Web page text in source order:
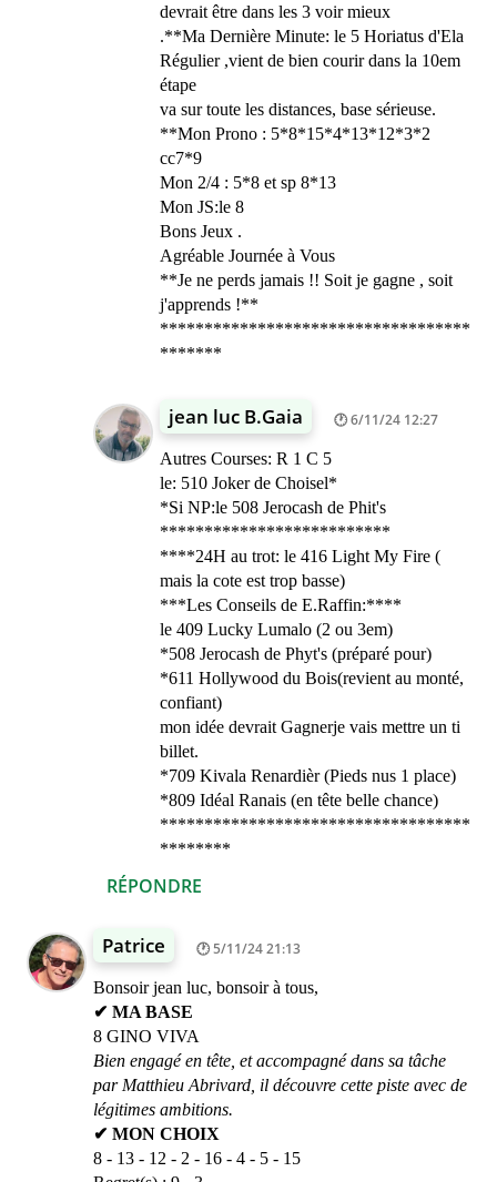
RÉPONDRE
devrait être dans les 3 voir mieux
.**Ma Dernière Minute: le 5 Horiatus d'Ela
Régulier ,vient de bien courir dans la 10em
étape
va sur toute les distances, base sérieuse.
**Mon Prono : 5*8*15*4*13*12*3*2
cc7*9
Mon 2/4 : 5*8 et sp 8*13
Mon JS:le 8
Bons Jeux .
Agréable Journée à Vous
**Je ne perds jamais !! Soit je gagne , soit
j'apprends !**
***********************************
*******
jean luc B.Gaia 6/11/24 12:27
Autres Courses: R 1 C 5
le: 510 Joker de Choisel*
*Si NP:le 508 Jerocash de Phit's
**************************
****24H au trot: le 416 Light My Fire (
mais la cote est trop basse)
***Les Conseils de E.Raffin:****
le 409 Lucky Lumalo (2 ou 3em)
*508 Jerocash de Phyt's (préparé pour)
*611 Hollywood du Bois(revient au monté,
confiant)
mon idée devrait Gagnerje vais mettre un ti
billet.
*709 Kivala Renardièr (Pieds nus 1 place)
*809 Idéal Ranais (en tête belle chance)
***********************************
********
Patrice 5/11/24 21:13
Bonsoir jean luc, bonsoir à tous,
✔ MA BASE
8 GINO VIVA
Bien engagé en tête, et accompagné dans sa tâche
par Matthieu Abrivard, il découvre cette piste avec de
légitimes ambitions.
✔ MON CHOIX
8 - 13 - 12 - 2 - 16 - 4 - 5 - 15